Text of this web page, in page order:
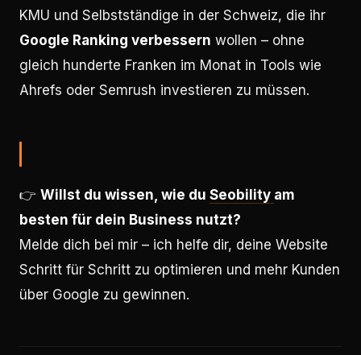
KMU und Selbstständige in der Schweiz, die ihr
Google Ranking verbessern wollen – ohne
gleich hunderte Franken im Monat in Tools wie
Ahrefs oder Semrush investieren zu müssen.
👉 Willst du wissen, wie du Seobility am
besten für dein Business nutzt?
Melde dich bei mir – ich helfe dir, deine Website
Schritt für Schritt zu optimieren und mehr Kunden
über Google zu gewinnen.